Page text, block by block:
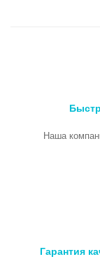
Наша
Гарантия